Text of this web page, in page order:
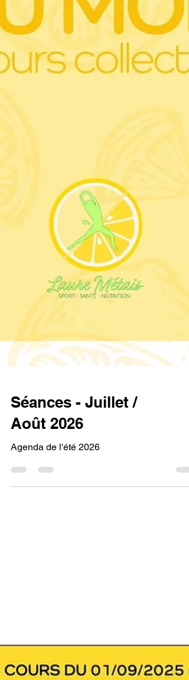
Séances - Juillet /
Août 2026
Agenda de l'été 2026